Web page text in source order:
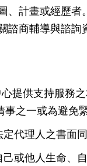
、計畫或經歷者。
諮商輔導與諮詢
提供支持服務
事之一或為避免
代理人之書面
或他人生命、